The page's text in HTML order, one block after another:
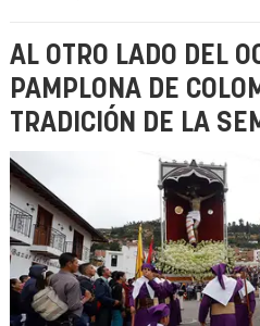
AL OTRO LADO DEL
PAMPLONA DE
TRADICIÓN DE LA